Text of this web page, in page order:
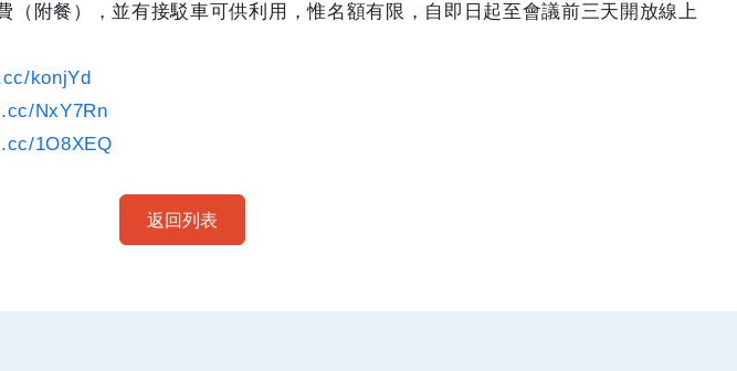
（附餐），並有接駁車可供利用，惟名額有限，自即日起至會議前三天開放線上
konjYd
NxY7Rn
1O8XEQ
返回列表